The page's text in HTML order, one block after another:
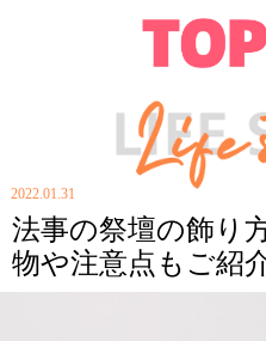
2022.01.31
法事の祭壇の飾り
物や注意点もご紹